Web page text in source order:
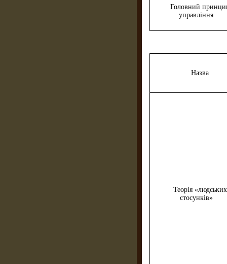
Головний
управління
Назва
Теорія «людських
стосунків»